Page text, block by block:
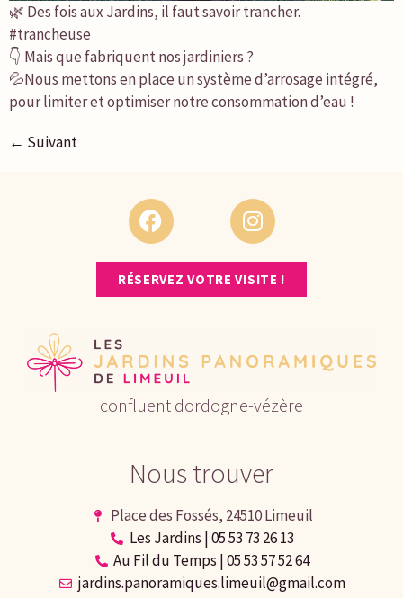
🌿 Des fois aux Jardins, il faut savoir trancher.
#trancheuse
👇 Mais que fabriquent nos jardiniers ?
💦Nous mettons en place un système d’arrosage intégré,
pour limiter et optimiser notre consommation d’eau !
← Suivant
RÉSERVEZ VOTRE VISITE !
confluent dordogne-vézère
Nous trouver
Place des Fossés, 24510 Limeuil
Les Jardins | 05 53 73 26 13
Au Fil du Temps | 05 53 57 52 64
jardins.panoramiques.limeuil@gmail.com